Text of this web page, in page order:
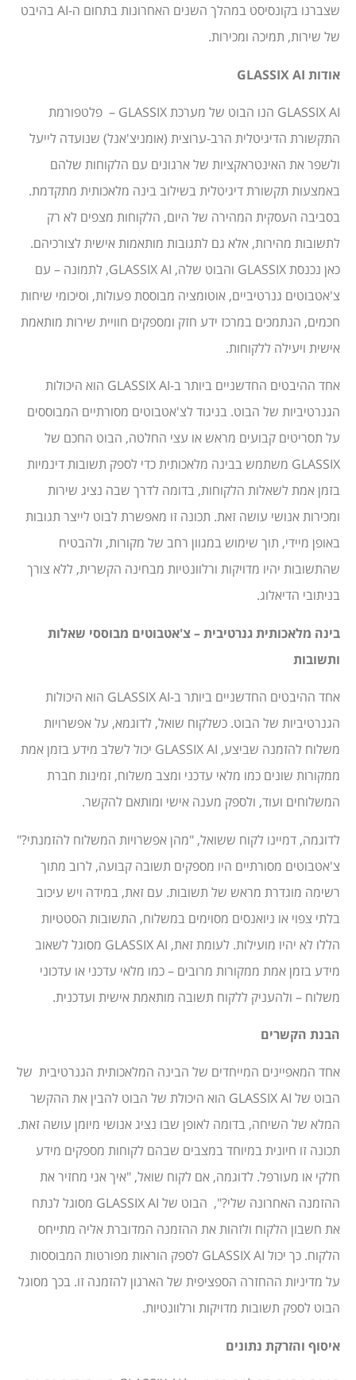
שצברנו בקונסיסט במהלך השנים האחרונות בתחום ה-AI בהיבט
של שירות, תמיכה ומכירות.
אודות GLASSIX AI
GLASSIX AI הנו הבוט של מערכת GLASSIX – פלטפורמת
התקשורת הדיגיטלית הרב-ערוצית (אומניצ'אנל) שנועדה לייעל
ולשפר את האינטראקציות של ארגונים עם הלקוחות שלהם
באמצעות תקשורת דיגיטלית בשילוב בינה מלאכותית מתקדמת.
בסביבה העסקית המהירה של היום, הלקוחות מצפים לא רק
לתשובות מהירות, אלא גם לתגובות מותאמות אישית לצורכיהם.
כאן נכנסת GLASSIX והבוט שלה, GLASSIX AI, לתמונה – עם
צ'אטבוטים גנרטיביים, אוטומציה מבוססת פעולות, וסיכומי שיחות
חכמים, הנתמכים במרכז ידע חזק ומספקים חוויית שירות מותאמת
אישית ויעילה ללקוחות.
אחד ההיבטים החדשניים ביותר ב-GLASSIX AI הוא היכולות
הגנרטיביות של הבוט. בניגוד לצ'אטבוטים מסורתיים המבוססים
על תסריטים קבועים מראש או עצי החלטה, הבוט החכם של
GLASSIX משתמש בבינה מלאכותית כדי לספק תשובות דינמיות
בזמן אמת לשאלות הלקוחות, בדומה לדרך שבה נציג שירות
ומכירות אנושי עושה זאת. תכונה זו מאפשרת לבוט לייצר תגובות
באופן מיידי, תוך שימוש במגוון רחב של מקורות, ולהבטיח
שהתשובות יהיו מדויקות ורלוונטיות מבחינה הקשרית, ללא צורך
בניתובי הדיאלוג.
בינה מלאכותית גנרטיבית – צ'אטבוטים מבוססי שאלות
ותשובות
אחד ההיבטים החדשניים ביותר ב-GLASSIX AI הוא היכולות
הגנרטיביות של הבוט. כשלקוח שואל, לדוגמא, על אפשרויות
משלוח להזמנה שביצע, GLASSIX AI יכול לשלב מידע בזמן אמת
ממקורות שונים כמו מלאי עדכני ומצב משלוח, זמינות חברת
המשלוחים ועוד, ולספק מענה אישי ומותאם להקשר.
לדוגמה, דמיינו לקוח ששואל, "מהן אפשרויות המשלוח להזמנתי?"
צ'אטבוטים מסורתיים היו מספקים תשובה קבועה, לרוב מתוך
רשימה מוגדרת מראש של תשובות. עם זאת, במידה ויש עיכוב
בלתי צפוי או ניואנסים מסוימים במשלוח, התשובות הסטטיות
הללו לא יהיו מועילות. לעומת זאת, GLASSIX AI מסוגל לשאוב
מידע בזמן אמת ממקורות מרובים – כמו מלאי עדכני או עדכוני
משלוח – ולהעניק ללקוח תשובה מותאמת אישית ועדכנית.
הבנת הקשרים
אחד המאפיינים המייחדים של הבינה המלאכותית הגנרטיבית של
הבוט של GLASSIX AI הוא היכולת של הבוט להבין את ההקשר
המלא של השיחה, בדומה לאופן שבו נציג אנושי מיומן עושה זאת.
תכונה זו חיונית במיוחד במצבים שבהם לקוחות מספקים מידע
חלקי או מעורפל. לדוגמה, אם לקוח שואל, "איך אני מחזיר את
ההזמנה האחרונה שלי?", הבוט של GLASSIX AI מסוגל לנתח
את חשבון הלקוח ולזהות את ההזמנה המדוברת אליה מתייחס
הלקוח. כך יכול GLASSIX AI לספק הוראות מפורטות המבוססות
על מדיניות ההחזרה הספציפית של הארגון להזמנה זו. בכך מסוגל
הבוט לספק תשובות מדויקות ורלוונטיות.
איסוף והזרקת נתונים